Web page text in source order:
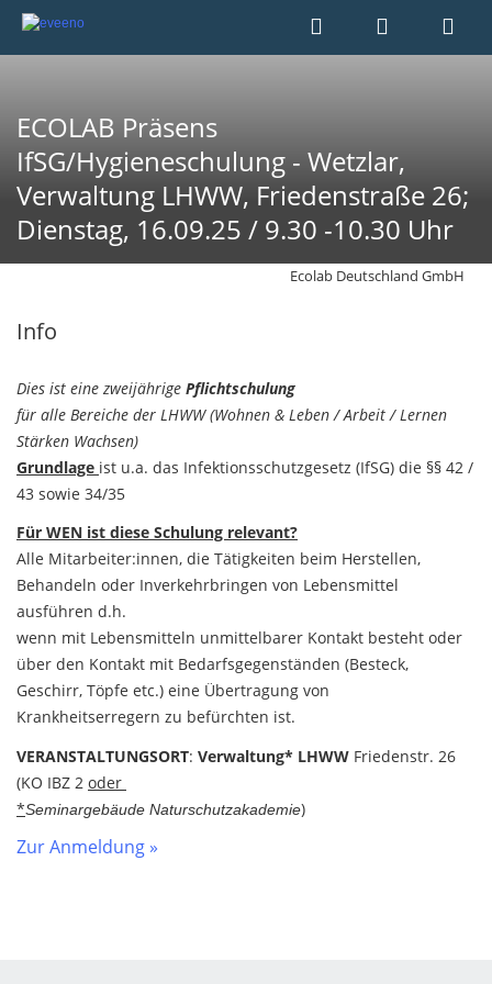
ECOLAB Präsens
IfSG/Hygieneschulung - Wetzlar,
Verwaltung LHWW, Friedenstraße 26;
Dienstag, 16.09.25 / 9.30 -10.30 Uhr
Ecolab Deutschland GmbH
Info
Dies ist eine zweijährige Pflichtschulung
für alle Bereiche der LHWW (Wohnen & Leben / Arbeit / Lernen
Stärken Wachsen)
Grundlage ist u.a. das Infektionsschutzgesetz (IfSG) die §§ 42 /
43 sowie 34/35
Für WEN ist diese Schulung relevant?
Alle Mitarbeiter:innen, die Tätigkeiten beim Herstellen,
Behandeln oder Inverkehrbringen von Lebensmittel
ausführen d.h.
wenn mit Lebensmitteln unmittelbarer Kontakt besteht oder
über den Kontakt mit Bedarfsgegenständen (Besteck,
Geschirr, Töpfe etc.) eine Übertragung von
Krankheitserregern zu befürchten ist.
VERANSTALTUNGSORT: Verwaltung* LHWW Friedenstr. 26
(KO IBZ 2 oder
*Seminargebäude Naturschutzakademie)
Zur Anmeldung »